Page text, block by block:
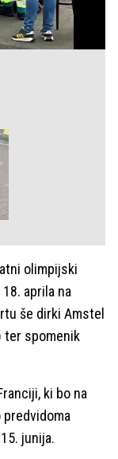
olimpijski
aprila na
še dirki Amstel
ter spomenik
ki bo na
predvidoma
junija.